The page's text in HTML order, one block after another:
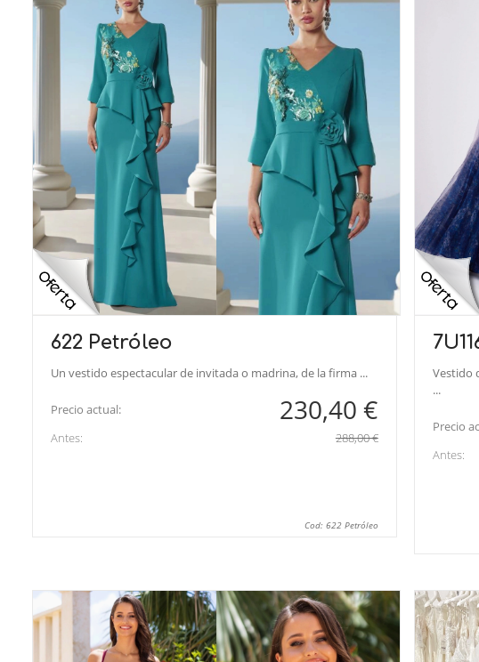
622 Petróleo
Un vestido espectacular de invitada o madrina, de la firma ...
Precio actual: 230,40 €
Antes: 288,00 €
Cod: 622 Petróleo
Vestido
...
Precio
Antes: